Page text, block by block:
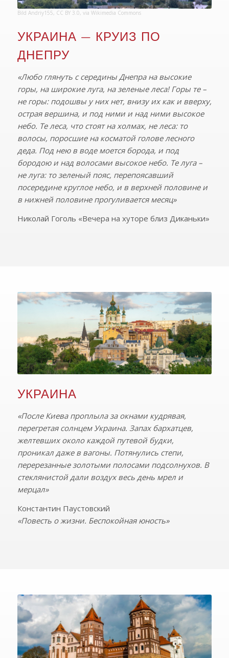
Bild Andriy155, CC BY 3.0, via Wikimedia Commons
УКРАИНА — КРУИЗ ПО
ДНЕПРУ
«Любо глянуть с середины Днепра на высокие
горы, на широкие луга, на зеленые леса! Горы те –
не горы: подошвы у них нет, внизу их как и вверху,
острая вершина, и под ними и над ними высокое
небо. Те леса, что стоят на холмах, не леса: то
волосы, поросшие на косматой голове лесного
деда. Под нею в воде моется борода, и под
бородою и над волосами высокое небо. Те луга –
не луга: то зеленый пояс, перепоясавший
посередине круглое небо, и в верхней половине и
в нижней половине прогуливается месяц»
Николай Гоголь «Вечера на хуторе близ Диканьки»
УКРАИНА
«После Киева проплыла за окнами кудрявая,
перегретая солнцем Украина. Запах бархатцев,
желтевших около каждой путевой будки,
проникал даже в вагоны. Потянулись степи,
перерезанные золотыми полосами подсолнухов. В
стеклянистой дали воздух весь день мрел и
мерцал»
Константин Паустовский
«Повесть о жизни. Беспокойная юность»